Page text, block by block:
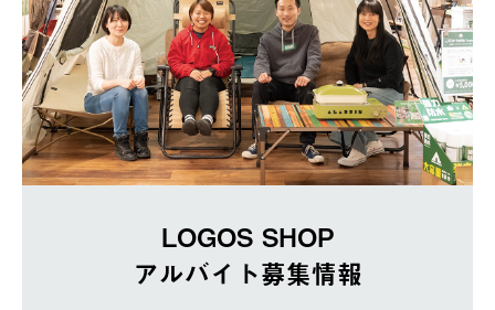
LOGOS SHOP
アルバイト募集情報